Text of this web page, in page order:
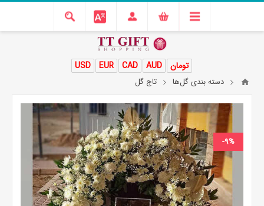
USD EUR CAD AUD تومان
دسته بندی گل‌ها تاج گل
-9%